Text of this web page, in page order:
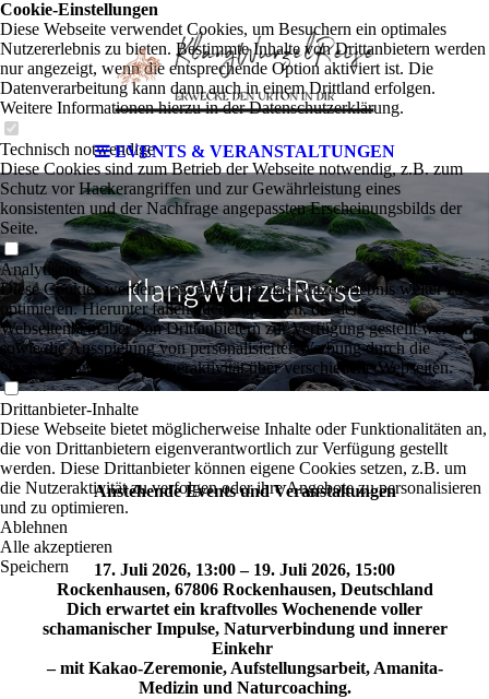
EVENTS & VERANSTALTUNGEN
Ihr
Anstehende Events und Veranstaltungen
17. Juli 2026, 13:00 – 19. Juli 2026, 15:00
Rockenhausen, 67806 Rockenhausen, Deutschland
Dich erwartet ein kraftvolles Wochenende voller
schamanischer Impulse, Naturverbindung und innerer
Einkehr
– mit Kakao-Zeremonie, Aufstellungsarbeit, Amanita-
Medizin und Naturcoaching.
Cookie-Einstellungen
Diese Webseite verwendet Cookies, um Besuchern ein optimales
Nutzererlebnis zu bieten. Bestimmte Inhalte von Drittanbietern werden
nur angezeigt, wenn die entsprechende Option aktiviert ist. Die
Datenverarbeitung kann dann auch in einem Drittland erfolgen.
Weitere Informationen hierzu in der Datenschutzerklärung.
Technisch notwendige
Diese Cookies sind zum Betrieb der Webseite notwendig, z.B. zum
Schutz vor Hackerangriffen und zur Gewährleistung eines
konsistenten und der Nachfrage angepassten Erscheinungsbilds der
Seite.
Analytische
Diese Cookies werden verwendet, um das Nutzererlebnis weiter zu
optimieren. Hierunter fallen auch Statistiken, die dem
Webseitenbetreiber von Drittanbietern zur Verfügung gestellt werden,
sowie die Ausspielung von personalisierter Werbung durch die
Nachverfolgung der Nutzeraktivität über verschiedene Webseiten.
Drittanbieter-Inhalte
Diese Webseite bietet möglicherweise Inhalte oder Funktionalitäten an,
die von Drittanbietern eigenverantwortlich zur Verfügung gestellt
werden. Diese Drittanbieter können eigene Cookies setzen, z.B. um
die Nutzeraktivität zu verfolgen oder ihre Angebote zu personalisieren
und zu optimieren.
Ablehnen
Alle akzeptieren
Speichern